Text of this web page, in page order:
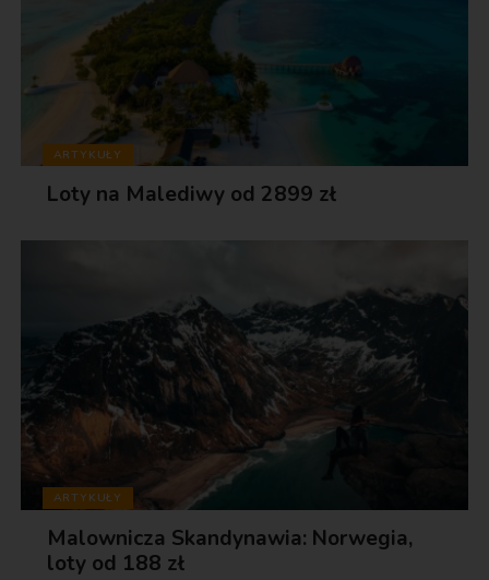
ARTYKUŁY
Loty na Malediwy od 2899 zł
ARTYKUŁY
Malownicza Skandynawia: Norwegia,
loty od 188 zł